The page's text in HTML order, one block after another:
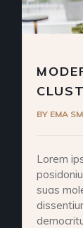
BY EMA
Lorem
suas